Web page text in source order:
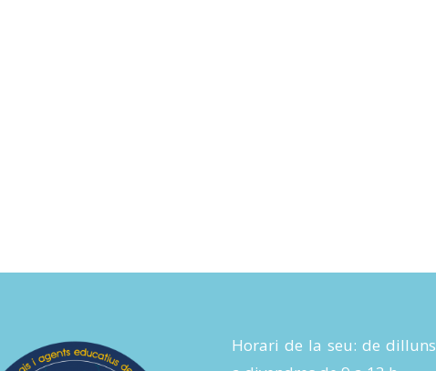
Horari de la seu: de dilluns